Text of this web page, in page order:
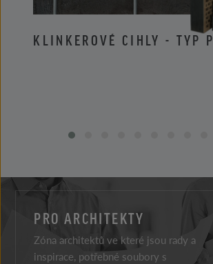
KLINKEROVÉ CIHLY - TYP P
PRO ARCHITEKTY
Zóna architektů ve které jsou rady a
inspirace, potřebné soubory s